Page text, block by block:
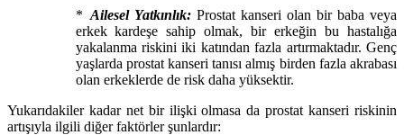
* Ailesel Yatkınlık:Prostat kanseri olan bir baba veya
erkek kardeşe sahip olmak, bir erkeğin bu hastalığa
yakalanma riskini iki katından fazla artırmaktadır. Genç
yaşlarda prostat kanseri tanısı almış birden fazla akrabası
olan erkeklerde de risk daha yüksektir.
Yukarıdakiler kadar net bir ilişki olmasa da prostat kanseri riskinin
artışıyla ilgili diğer faktörler şunlardır: